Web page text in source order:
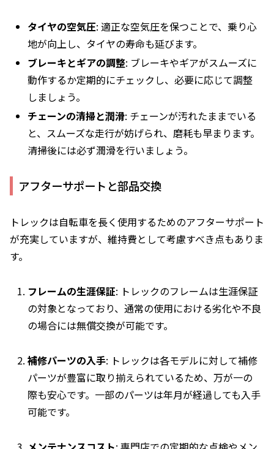
タイヤの空気圧: 適正な空気圧を保つことで、乗り心
地が向上し、タイヤの寿命も延びます。
ブレーキとギアの調整: ブレーキやギアがスムーズに
動作するか定期的にチェックし、必要に応じて調整
しましょう。
チェーンの清掃と潤滑: チェーンが汚れたままでいる
と、スムーズな走行が妨げられ、磨耗も早まります。
清掃後には必ず潤滑を行いましょう。
アフターサポートと部品交換
トレックは自転車を長く使用するためのアフターサポート
が充実していますが、維持費として考慮すべき点もありま
す。
フレームの生涯保証: トレックのフレームは生涯保証
の対象となっており、通常の使用における劣化や不良
の場合には無償交換が可能です。
補修パーツの入手: トレックは各モデルに対して補修
パーツが豊富に取り揃えられているため、万が一の
際も安心です。一部のパーツは年月が経過しても入手
可能です。